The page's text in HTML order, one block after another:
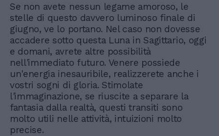
Se non avete nessun legame amoroso, le
stelle di questo davvero luminoso finale di
giugno, ve lo portano. Nel caso non dovesse
accadere sotto questa Luna in Sagittario, oggi
e domani, avrete altre possibilità
nell'immediato futuro. Venere possiede
un'energia inesauribile, realizzerete anche i
vostri sogni di gloria. Stimolate
l'immaginazione, se riuscite a separare la
fantasia dalla realtà, questi transiti sono
molto utili nelle attività, intuizioni molto
precise.